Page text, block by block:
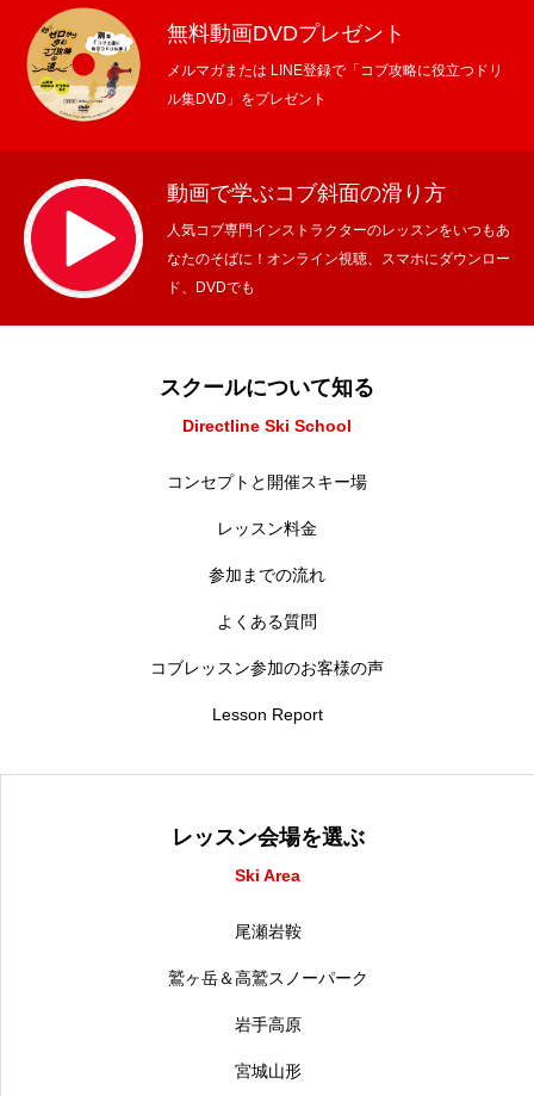
無料動画DVDプレゼント
メルマガまたは LINE登録で「コブ攻略に役立つドリ
ル集DVD」をプレゼント
動画で学ぶコブ斜面の滑り方
人気コブ専門インストラクターのレッスンをいつもあ
なたのそばに！オンライン視聴、スマホにダウンロー
ド、DVDでも
スクールについて知る
Directline Ski School
コンセプトと開催スキー場
レッスン料金
参加までの流れ
よくある質問
コブレッスン参加のお客様の声
Lesson Report
レッスン会場を選ぶ
Ski Area
尾瀬岩鞍
鷲ヶ岳＆高鷲スノーパーク
岩手高原
宮城山形